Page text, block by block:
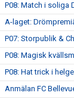
P08: Match i soliga
A-laget:
P07: Storpublik &
P08: Magisk
P08: Hat trick i
Anmälan FC